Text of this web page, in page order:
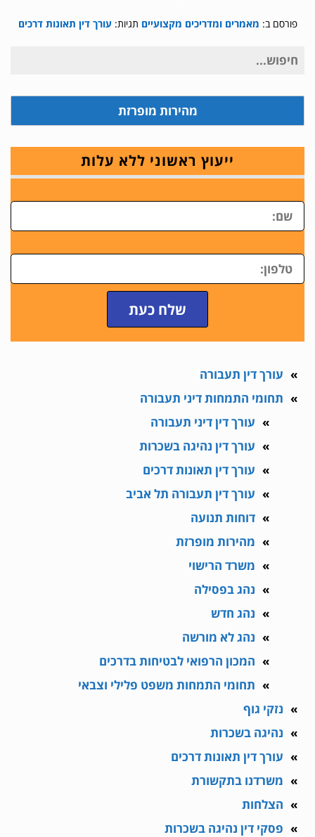
פורסם ב: מאמרים ומדריכים מקצועיים תגיות:עורך דין תאונות דרכים
חיפוש
מהירות מופרזת
ייעוץ ראשוני ללא עלות
שלח כעת
עורך דין תעבורה
תחומי התמחות דיני תעבורה
עורך דין דיני תעבורה
עורך דין נהיגה בשכרות
עורך דין תאונות דרכים
עורך דין תעבורה תל אביב
דוחות תנועה
מהירות מופרזת
משרד הרישוי
נהג בפסילה
נהג חדש
נהג לא מורשה
המכון הרפואי לבטיחות בדרכים
תחומי התמחות משפט פלילי וצבאי
נזקי גוף
נהיגה בשכרות
עורך דין תאונות דרכים
משרדנו בתקשורת
הצלחות
פסקי דין נהיגה בשכרות